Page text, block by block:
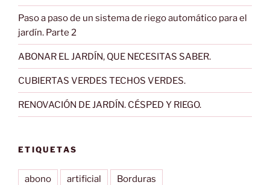
Paso a paso de un sistema de riego automático para el
jardín. Parte 2
ABONAR EL JARDÍN, QUE NECESITAS SABER.
CUBIERTAS VERDES TECHOS VERDES.
RENOVACIÓN DE JARDÍN. CÉSPED Y RIEGO.
ETIQUETAS
abono artificial Borduras